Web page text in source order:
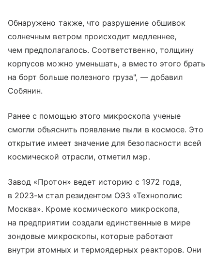
Обнаружено также, что разрушение обшивок
солнечным ветром происходит медленнее,
чем предполагалось. Соответственно, толщину
корпусов можно уменьшать, а вместо этого брать
на борт больше полезного груза", — добавил
Собянин.
Ранее с помощью этого микроскопа ученые
смогли объяснить появление пыли в космосе. Это
открытие имеет значение для безопасности всей
космической отрасли, отметил мэр.
Завод «Протон» ведет историю с 1972 года,
в 2023-м стал резидентом ОЭЗ «Технополис
Москва». Кроме космического микроскопа,
на предприятии создали единственные в мире
зондовые микроскопы, которые работают
внутри атомных и термоядерных реакторов. Они